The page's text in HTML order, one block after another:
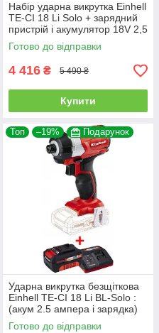
Набір ударна викрутка Einhell
TE-CI 18 Li Solo + зарядний
пристрій і акумулятор 18V 2,5
Ah
Готово до відправки
4 416 ₴ 5 490 ₴
Купити
Топ –19% Подарунок
Ударна викрутка безщіткова
Einhell TE-CI 18 Li BL-Solo :
(акум 2.5 ампера і зарядка)
Готово до відправки